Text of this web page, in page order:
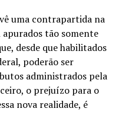
uma contrapartida na
tão somente
desde que habilitados
poderão ser
administrados pela
o prejuízo para o
nova realidade, é